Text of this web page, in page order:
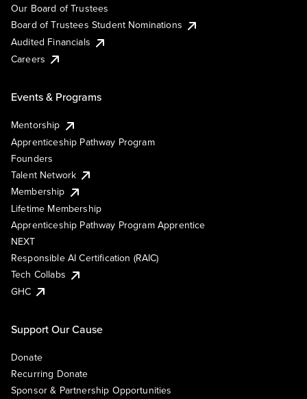
Our Board of Trustees
Board of Trustees Student Nominations
Audited Financials
Careers
Events & Programs
Mentorship
Apprenticeship Pathway Program
Founders
Talent Network
Membership
Lifetime Membership
Apprenticeship Pathway Program Apprentice
NEXT
Responsible AI Certification (RAIC)
Tech Collabs
GHC
Support Our Cause
Donate
Recurring Donate
Sponsor & Partnership Opportunities